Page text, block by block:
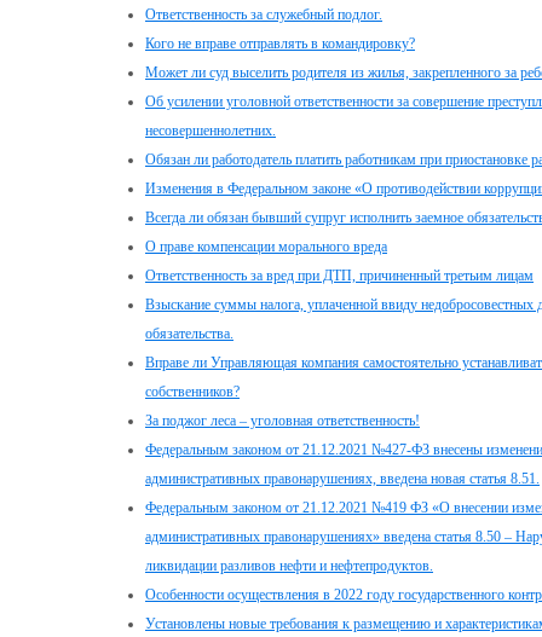
Ответственность за служебный подлог.
Кого не вправе отправлять в командировку?
Может ли суд выселить родителя из жилья, закрепленного за
Об усилении уголовной ответственности за совершение
несовершеннолетних.
Обязан ли работодатель платить работникам при приостановке
Изменения в Федеральном законе «О противодействии
Всегда ли обязан бывший супруг исполнить заемное
О праве компенсации морального вреда
Ответственность за вред при ДТП, причиненный третьим лицам
Взыскание суммы налога, уплаченной ввиду недобросовестных
обязательства.
Вправе ли Управляющая компания самостоятельно
собственников?
За поджог леса – уголовная ответственность!
Федеральным законом от 21.12.2021 №427-ФЗ внесены
административных правонарушениях, введена новая статья 8.51.
Федеральным законом от 21.12.2021 №419 ФЗ «О внесении
административных правонарушениях» введена статья 8.50 –
ликвидации разливов нефти и нефтепродуктов.
Особенности осуществления в 2022 году государственного
Установлены новые требования к размещению и